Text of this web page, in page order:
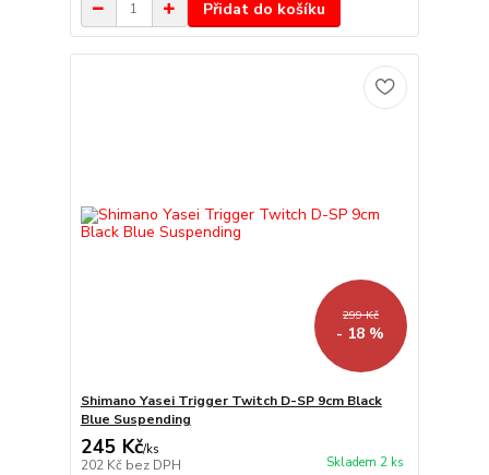
Přidat do košíku
299 Kč
- 18 %
Shimano Yasei Trigger Twitch D-SP 9cm Black
Blue Suspending
245 Kč/ks
202 Kč bez DPH Skladem 2 ks